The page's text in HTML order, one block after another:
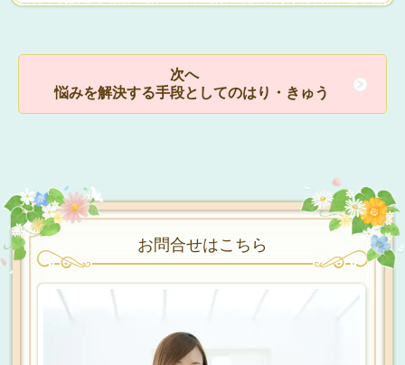
次へ
悩みを解決する手段としてのはり・きゅう
お問合せはこちら